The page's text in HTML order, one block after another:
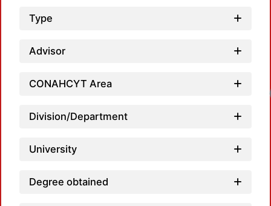
Type
Advisor
CONAHCYT Area
Division/Department
University
Degree obtained